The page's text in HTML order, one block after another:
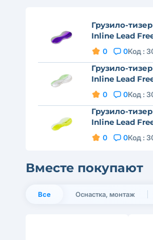
Грузило-
Inline Lead
0 0Код :
Грузило-
Inline Lead
0 0Код :
Грузило-
Inline Lead
0 0Код :
Вместе покупают
Все Оснастка, монтаж